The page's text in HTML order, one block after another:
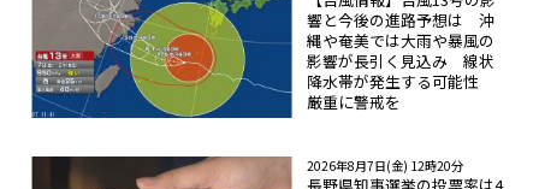
響と今後の進路予想は 沖
縄や奄美では大雨や暴風の
影響が長引く見込み 線状
降水帯が発生する可能性
厳重に警戒を
2026年8月7日(金) 12時20分